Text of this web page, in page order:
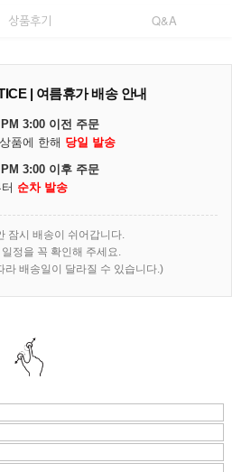
상품후기 Q&A
| 여름휴가 배송 안내
3:00 이전 주문
품에 한해 당일 발송
3:00 이후 주문
순차 발송
잠시 배송이 쉬어갑니다.
정을 꼭 확인해 주세요.
라 배송일이 달라질 수 있습니다.)